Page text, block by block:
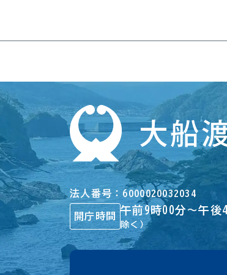
法人番号 6000020032034
開庁時間
午前9時00分～午後
除く）